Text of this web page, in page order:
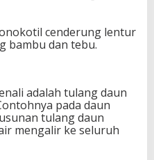
cenderung lentur
bambu dan tebu.
adalah tulang daun
pada daun
tulang daun
mengalir ke seluruh